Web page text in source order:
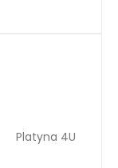
Platyna 4U